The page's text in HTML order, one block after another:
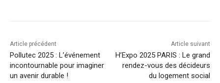
Article précédent
Pollutec 2025 : L’événement
incontournable pour imaginer
un avenir durable !
Article suivant
H’Expo 2025 PARIS : Le grand
rendez-vous des décideurs
du logement social